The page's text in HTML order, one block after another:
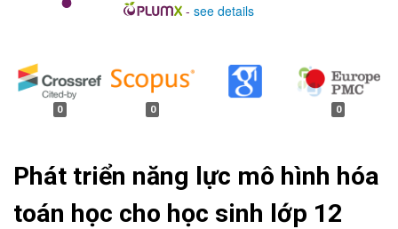
- see details
0 0 0
Phát triển năng lực mô hình hóa
toán học cho học sinh lớp 12